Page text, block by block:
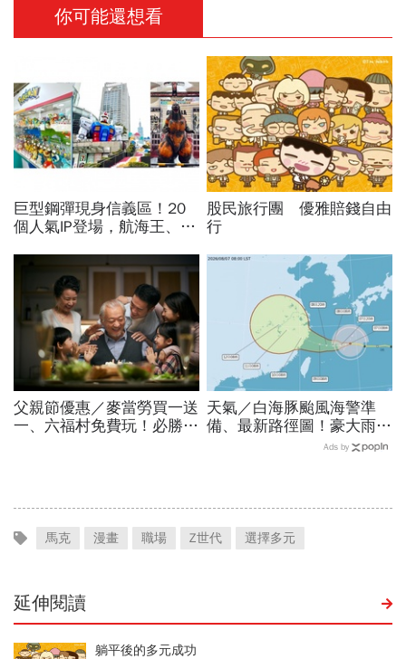
你可能還想看
巨型鋼彈現身信義區！20
個人氣IP登場，航海王、哥
點打卡熱點，活動只到這天
股民旅行團 優雅賠錢自由
行
父親節優惠／麥當勞買一送
一、六福村免費玩！必勝
天氣／白海豚颱風海警準
備、最新路徑圖！豪大雨紫
爆區、影響時間曝光，8/8
Ads by
馬克 漫畫 職場 Z世代 選擇多元
延伸閱讀
躺平後的多元成功